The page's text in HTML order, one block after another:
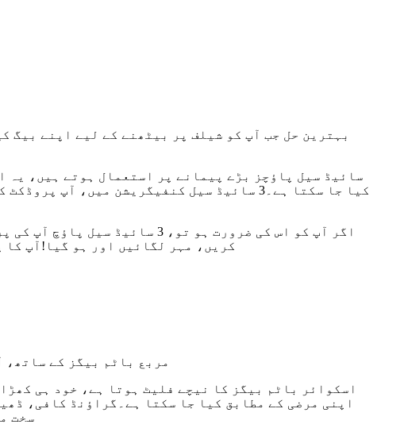
بہترین حل جب آپ کو شیلف پر بیٹھنے کے لیے اپنے بیگ
کیا جا سکتا ہے۔3 سائیڈ سیل کنفیگریشن
کریں، مہر لگائیں اور ہو گیا!آپ کا
مربع باٹم بیگز کے ساتھ،
اسکوائر باٹم بیگز کا نیچے فلیٹ ہوتا ہے، خود ہی
اپنی مرضی کے مطابق کیا جا سکتا ہے۔گراؤنڈ کافی،
سخت